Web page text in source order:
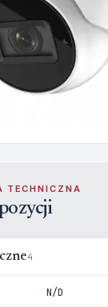
TECHNICZNA
4
N/D